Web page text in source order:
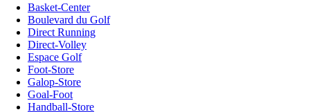
Basket-Center
Boulevard du Golf
Direct Running
Direct-Volley
Espace Golf
Foot-Store
Galop-Store
Goal-Foot
Handball-Store